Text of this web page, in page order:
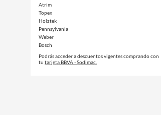
Atrim
Topex
Holztek
Pennsylvania
Weber
Bosch
Podrás acceder a descuentos vigentes comprando con
tu tarjeta BBVA - Sodimac.